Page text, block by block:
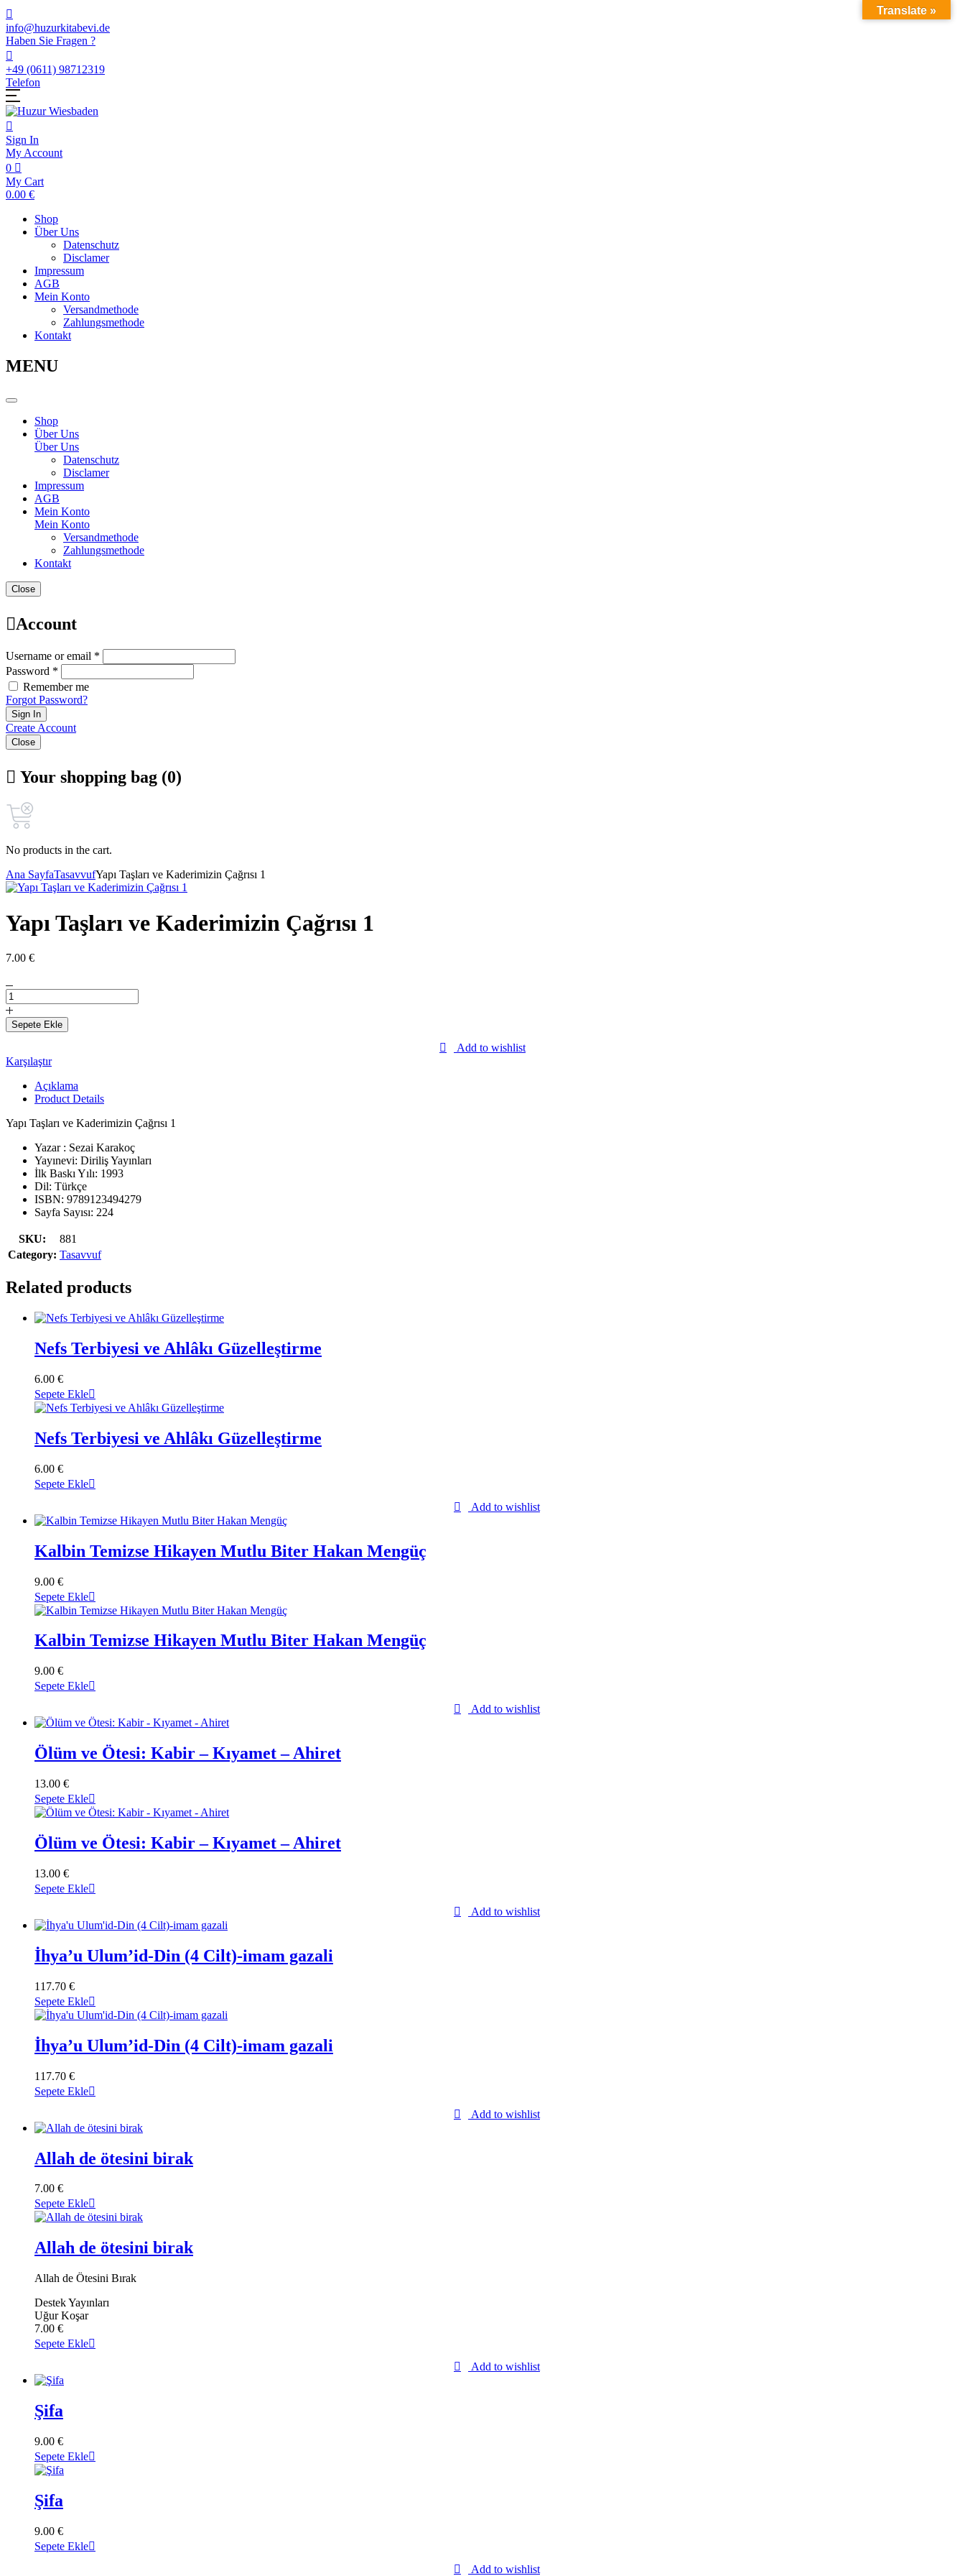
info@huzurkitabevi.de
Haben Sie Fragen ?
+49 (0611) 98712319
Telefon
Sign In
My Account
0
My Cart
0.00 €
Shop
Über Uns
Datenschutz
Disclamer
Impressum
AGB
Mein Konto
Versandmethode
Zahlungsmethode
Kontakt
MENU
Shop
Über Uns
Über Uns
Datenschutz
Disclamer
Impressum
AGB
Mein Konto
Mein Konto
Versandmethode
Zahlungsmethode
Kontakt
Close
Account
Username or email *
Password *
Remember me
Forgot Password?
Sign In
Create Account
Close
Your shopping bag (0)
No products in the cart.
Ana SayfaTasavvufYapı Taşları ve Kaderimizin Çağrısı 1
Yapı Taşları ve Kaderimizin Çağrısı 1
7.00 €
Yapı
Taşları
ve
Kaderimizin
1
Sepete Ekle
Add to wishlist
Karşılaştır
Açıklama
Product Details
Yapı Taşları ve Kaderimizin Çağrısı 1
Yazar : Sezai Karakoç
Yayınevi: Diriliş Yayınları
İlk Baskı Yılı: 1993
Dil: Türkçe
ISBN: 9789123494279
Sayfa Sayısı: 224
SKU:
881
Category: Tasavvuf
Related products
Nefs Terbiyesi ve Ahlâkı Güzelleştirme
6.00 €
Sepete Ekle
Nefs Terbiyesi ve Ahlâkı Güzelleştirme
6.00 €
Sepete Ekle
Add to wishlist
Kalbin Temizse Hikayen Mutlu Biter Hakan Mengüç
9.00 €
Sepete Ekle
Kalbin Temizse Hikayen Mutlu Biter Hakan Mengüç
9.00 €
Sepete Ekle
Add to wishlist
Ölüm ve Ötesi: Kabir – Kıyamet – Ahiret
13.00 €
Sepete Ekle
Ölüm ve Ötesi: Kabir – Kıyamet – Ahiret
13.00 €
Sepete Ekle
Add to wishlist
İhya’u Ulum’id-Din (4 Cilt)-imam gazali
117.70 €
Sepete Ekle
İhya’u Ulum’id-Din (4 Cilt)-imam gazali
117.70 €
Sepete Ekle
Add to wishlist
Allah de ötesini birak
7.00 €
Sepete Ekle
Allah de ötesini birak
Allah de Ötesini Bırak
Destek Yayınları
Uğur Koşar
7.00 €
Sepete Ekle
Add to wishlist
Şifa
9.00 €
Sepete Ekle
Şifa
9.00 €
Sepete Ekle
Add to wishlist
Translate »